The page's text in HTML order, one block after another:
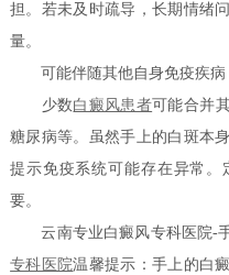
担。若未及时疏导，长期情绪
量。
可能伴随其他自身免疫疾病
少数白癜风患者可能合并
糖尿病等。虽然手上的白斑本
提示免疫系统可能存在异常
要。
云南专业白癜风专科医院-手
专科医院温馨提示：手上的白